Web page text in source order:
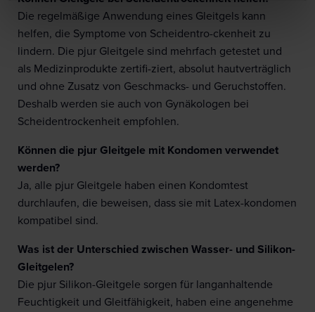
Die regelmäßige Anwendung eines Gleitgels kann
helfen, die Symptome von Scheidentro-ckenheit zu
lindern. Die pjur Gleitgele sind mehrfach getestet und
als Medizinprodukte zertifi-ziert, absolut hautverträglich
und ohne Zusatz von Geschmacks- und Geruchstoffen.
Deshalb werden sie auch von Gynäkologen bei
Scheidentrockenheit empfohlen.
Können die pjur Gleitgele mit Kondomen verwendet
werden?
Ja, alle pjur Gleitgele haben einen Kondomtest
durchlaufen, die beweisen, dass sie mit Latex-kondomen
kompatibel sind.
Was ist der Unterschied zwischen Wasser- und Silikon-
Gleitgelen?
Die pjur Silikon-Gleitgele sorgen für langanhaltende
Feuchtigkeit und Gleitfähigkeit, haben eine angenehme